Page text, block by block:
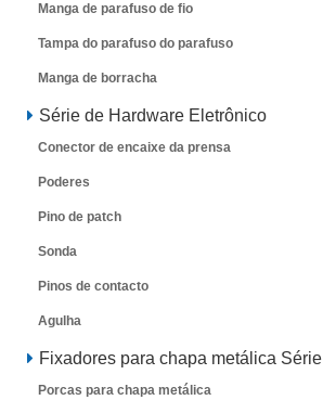
Manga de parafuso de fio
Tampa do parafuso do parafuso
Manga de borracha
Série de Hardware Eletrônico
Conector de encaixe da prensa
Poderes
Pino de patch
Sonda
Pinos de contacto
Agulha
Fixadores para chapa metálica Série
Porcas para chapa metálica